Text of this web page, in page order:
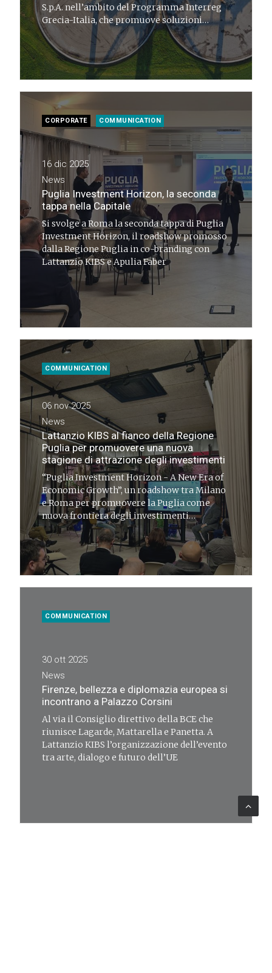
S.p.A. nell’ambito del Programma Interreg
Grecia-Italia, che promuove soluzioni
innovative e a basso impatto ambientale per
il trattamento delle acque reflue
CORPORATE COMMUNICATION
16 dic 2025
News
Puglia Investment Horizon, la seconda
tappa nella Capitale
Si svolge a Roma la seconda tappa di Puglia
Investment Horizon, il roadshow promosso
dalla Regione Puglia in co-branding con
Lattanzio KIBS e Apulia Faber
COMMUNICATION
06 nov 2025
News
Lattanzio KIBS al fianco della Regione
Puglia per promuovere una nuova
stagione di attrazione degli investimenti
“Puglia Investment Horizon - A New Era of
Economic Growth”, un roadshow tra Milano
e Roma per promuovere la Puglia come
nuova frontiera degli investimenti
immobiliari turistici sostenibili
COMMUNICATION
30 ott 2025
News
Firenze, bellezza e diplomazia europea si
incontrano a Palazzo Corsini
Al via il Consiglio direttivo della BCE che
riunisce Lagarde, Mattarella e Panetta. A
Lattanzio KIBS l’organizzazione dell’evento
tra arte, dialogo e futuro dell’UE